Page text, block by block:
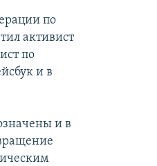
по
активист
по
и в
и в